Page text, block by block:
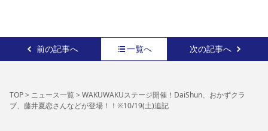
前の記事へ 一覧へ 次の記事へ
TOP> ニュース一覧> WAKUWAKUステージ開催！DaiShun、おかずクラ
ブ、藤井夏恋さんなどが登場！！※10/19(土)追記